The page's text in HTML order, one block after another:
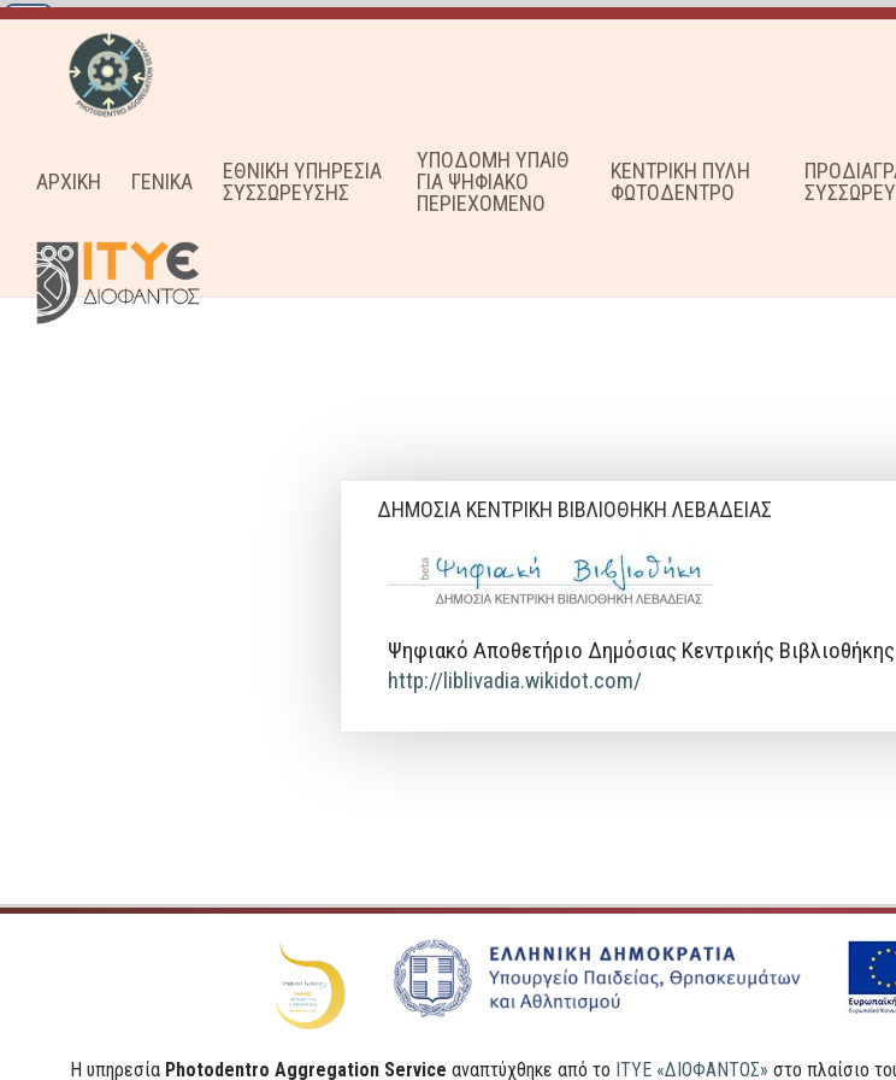
ΑΡΧΙΚΗ ΓΕΝΙΚΑ
ΕΘΝΙΚΗ ΥΠΗΡΕΣΙΑ
ΣΥΣΣΩΡΕΥΣΗΣ
ΥΠΟΔΟΜΗ ΥΠΑΙΘ
ΓΙΑ ΨΗΦΙΑΚΟ
ΠΕΡΙΕΧΟΜΕΝΟ
ΚΕΝΤΡΙΚΗ ΠΥΛΗ
ΦΩΤΟΔΕΝΤΡΟ
ΔΗΜΟΣΙΑ ΚΕΝΤΡΙΚΗ ΒΙΒΛΙΟΘΗΚΗ ΛΕΒΑΔΕΙΑΣ
Ψηφιακό Αποθετήριο Δημόσιας Κεντρικής
http://liblivadia.wikidot.com/
Η υπηρεσία Photodentro Aggregation Service αναπτύχθηκε από το ΙΤΥΕ «ΔΙΟΦΑΝΤΟΣ» στο πλαίσιο